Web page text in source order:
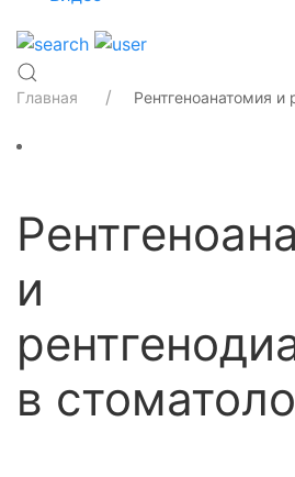
Главная Рентгеноанатомия и
и
в